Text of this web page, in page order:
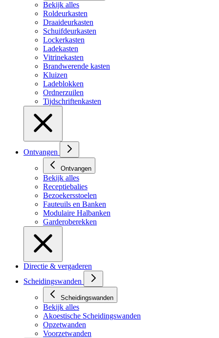
Bekijk alles
Roldeurkasten
Draaideurkasten
Schuifdeurkasten
Lockerkasten
Ladekasten
Vitrinekasten
Brandwerende kasten
Kluizen
Ladeblokken
Ordnerzuilen
Tijdschriftenkasten
Ontvangen
Ontvangen
Bekijk alles
Receptiebalies
Bezoekersstoelen
Fauteuils en Banken
Modulaire Halbanken
Garderoberekken
Directie & vergaderen
Scheidingswanden
Scheidingswanden
Bekijk alles
Akoestische Scheidingswanden
Opzetwanden
Voorzetwanden